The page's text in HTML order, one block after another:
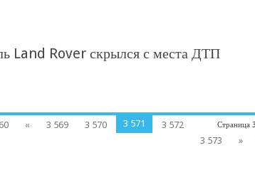
Land Rover скрылся с места ДТП
Страница
« 3 569 3 570 3 571
3 572
3 573
»